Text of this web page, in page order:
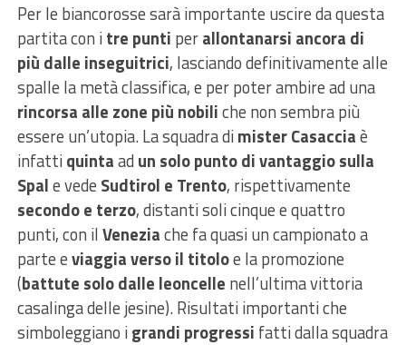
Per le biancorosse sarà importante uscire da questa
partita con itre punti perallontanarsi ancora di
più dalle inseguitrici, lasciando definitivamente alle
spalle la metà classifica, e per poter ambire ad una
rincorsa alle zone più nobiliche non sembra più
essere un’utopia. La squadra dimister Casacciaè
infattiquintaad un solo punto di vantaggio sulla
Spale vede Sudtirol e Trento, rispettivamente
secondo e terzo, distanti soli cinque e quattro
punti, con ilVeneziache fa quasi un campionato a
parte eviaggia verso il titoloe la promozione
(battute solo dalle leoncelle nell’ultima vittoria
casalinga delle jesine). Risultati importanti che
simboleggiano igrandi progressi fatti dalla squadra